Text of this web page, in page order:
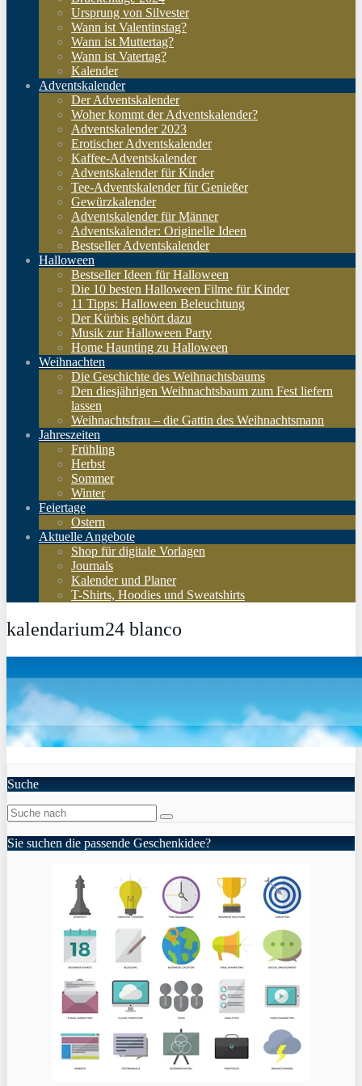
Ursprung von Silvester
Wann ist Valentinstag?
Wann ist Muttertag?
Wann ist Vatertag?
Kalender
Adventskalender
Der Adventskalender
Woher kommt der Adventskalender?
Adventskalender 2023
Erotischer Adventskalender
Kaffee-Adventskalender
Adventskalender für Kinder
Tee-Adventskalender für Genießer
Gewürzkalender
Adventskalender für Männer
Adventskalender: Originelle Ideen
Bestseller Adventskalender
Halloween
Bestseller Ideen für Halloween
Die 10 besten Halloween Filme für Kinder
11 Tipps: Halloween Beleuchtung
Der Kürbis gehört dazu
Musik zur Halloween Party
Home Haunting zu Halloween
Weihnachten
Die Geschichte des Weihnachtsbaums
Den diesjährigen Weihnachtsbaum zum Fest liefern
lassen
Weihnachtsfrau – die Gattin des Weihnachtsmann
Jahreszeiten
Frühling
Herbst
Sommer
Winter
Feiertage
Ostern
Aktuelle Angebote
Shop für digitale Vorlagen
Journals
Kalender und Planer
T-Shirts, Hoodies und Sweatshirts
kalendarium24 blanco
Suche
Sie suchen die passende Geschenkidee?